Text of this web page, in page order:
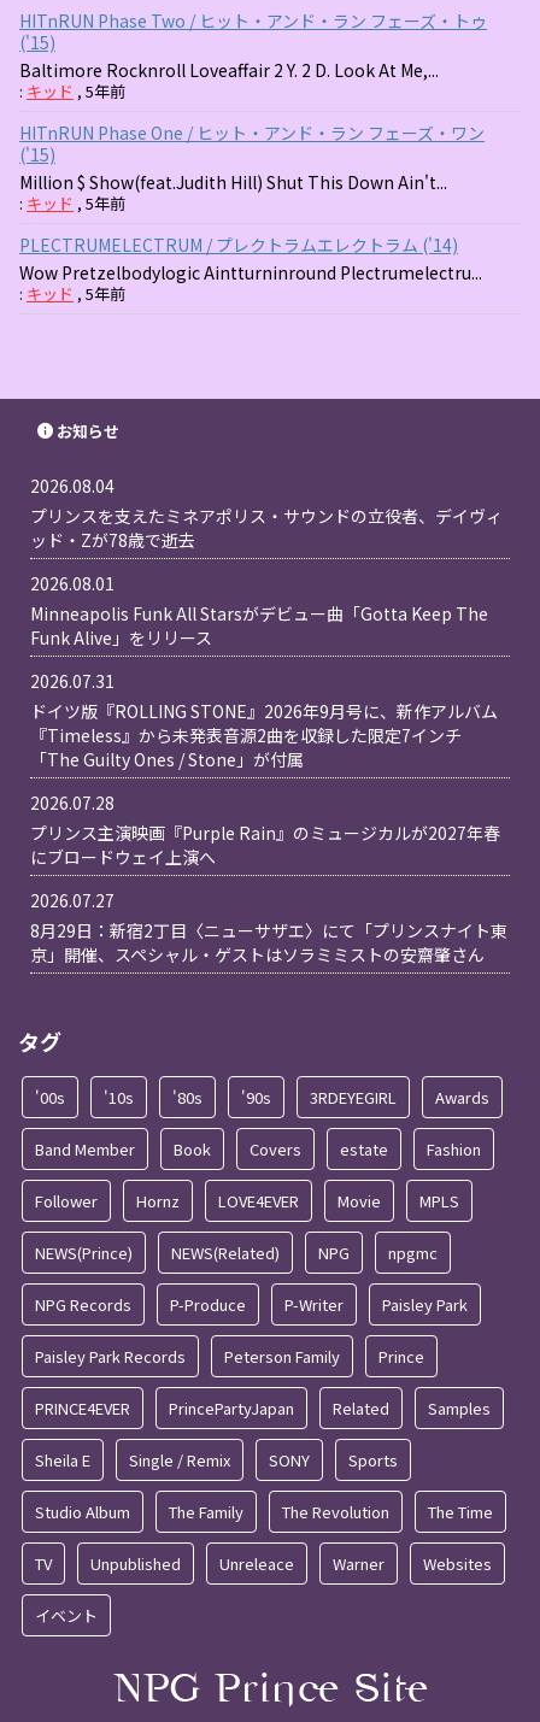
HITnRUN Phase Two / ヒット・アンド・ラン フェーズ・トゥ
('15)
Baltimore Rocknroll Loveaffair 2 Y. 2 D. Look At Me,...
: キッド , 5年前
HITnRUN Phase One / ヒット・アンド・ラン フェーズ・ワン
('15)
Million $ Show(feat.Judith Hill) Shut This Down Ain't...
: キッド , 5年前
PLECTRUMELECTRUM / プレクトラムエレクトラム ('14)
Wow Pretzelbodylogic Aintturninround Plectrumelectru...
: キッド , 5年前
お知らせ
2026.08.04
プリンスを支えたミネアポリス・サウンドの立役者、デイヴィ
ッド・Zが78歳で逝去
2026.08.01
Minneapolis Funk All Starsがデビュー曲「Gotta Keep The
Funk Alive」をリリース
2026.07.31
ドイツ版『ROLLING STONE』2026年9月号に、新作アルバム
『Timeless』から未発表音源2曲を収録した限定7インチ
「The Guilty Ones / Stone」が付属
2026.07.28
プリンス主演映画『Purple Rain』のミュージカルが2027年春
にブロードウェイ上演へ
2026.07.27
8月29日：新宿2丁目〈ニューサザエ〉にて「プリンスナイト東
京」開催、スペシャル・ゲストはソラミミストの安齋肇さん
タグ
'00s '10s '80s '90s 3RDEYEGIRL Awards
Band Member Book Covers estate Fashion
Follower Hornz LOVE4EVER Movie MPLS
NEWS(Prince) NEWS(Related) NPG npgmc
NPG Records P-Produce P-Writer Paisley Park
Paisley Park Records Peterson Family Prince
PRINCE4EVER PrincePartyJapan Related Samples
Sheila E Single / Remix SONY Sports
Studio Album The Family The Revolution The Time
TV Unpublished Unreleace Warner Websites
イベント